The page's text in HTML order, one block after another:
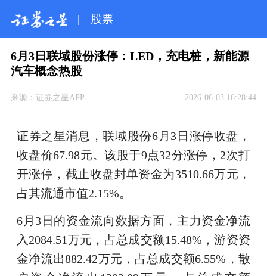
| 股票
6月3日联域股份涨停：LED，充电桩，新能源
汽车概念热股
来源： 证券之星APP 2026-06-03 16:28:44
证券之星消息，联域股份6月3日涨停收盘，
收盘价67.98元。该股于9点32分涨停，2次打
开涨停，截止收盘封单资金为3510.66万元，
占其流通市值2.15%。
6月3日的资金流向数据方面，主力资金净流
入2084.51万元，占总成交额15.48%，游资资
金净流出882.42万元，占总成交额6.55%，散